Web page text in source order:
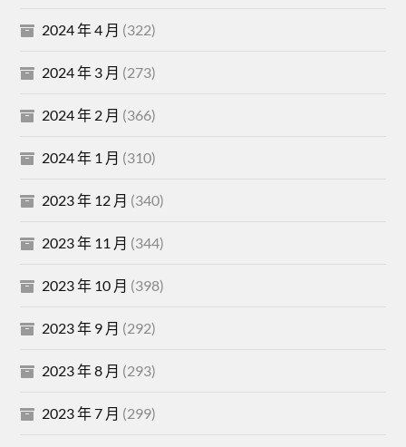
2024 年 4 月 (322)
2024 年 3 月 (273)
2024 年 2 月 (366)
2024 年 1 月 (310)
2023 年 12 月 (340)
2023 年 11 月 (344)
2023 年 10 月 (398)
2023 年 9 月 (292)
2023 年 8 月 (293)
2023 年 7 月 (299)